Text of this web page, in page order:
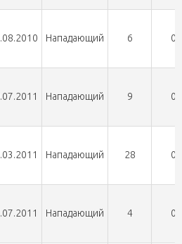
Нападающий 6 0
Нападающий 9 0
Нападающий 28 0
Нападающий 4 0